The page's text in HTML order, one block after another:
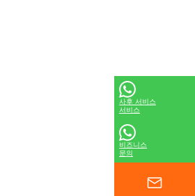
사후 서비스
서비스
비즈니스
문의